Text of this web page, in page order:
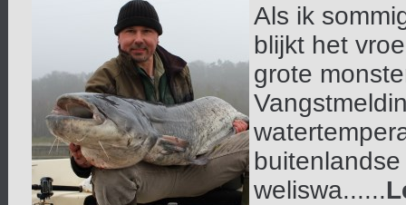
Als ik
blijkt het
grote
weliswa......